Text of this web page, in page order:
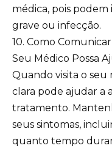
médica, pois
grave ou infecção.
10. Como
Seu Médico Possa
Quando visita o
clara pode ajudar a
tratamento.
seus sintomas,
quanto tempo